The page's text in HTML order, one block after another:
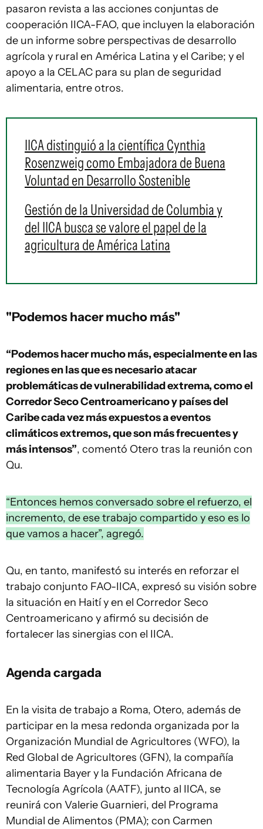
pasaron revista a las acciones conjuntas de
cooperación IICA-FAO, que incluyen la elaboración
de un informe sobre perspectivas de desarrollo
agrícola y rural en América Latina y el Caribe; y el
apoyo a la CELAC para su plan de seguridad
alimentaria, entre otros.
IICA distinguió a la científica Cynthia
Rosenzweig como Embajadora de Buena
Voluntad en Desarrollo Sostenible
Gestión de la Universidad de Columbia y
del IICA busca se valore el papel de la
agricultura de América Latina
"Podemos hacer mucho más"
“Podemos hacer mucho más, especialmente en las
regiones en las que es necesario atacar
problemáticas de vulnerabilidad extrema, como el
Corredor Seco Centroamericano y países del
Caribe cada vez más expuestos a eventos
climáticos extremos, que son más frecuentes y
más intensos”, comentó Otero tras la reunión con
Qu.
“Entonces hemos conversado sobre el refuerzo, el
incremento, de ese trabajo compartido y eso es lo
que vamos a hacer”, agregó.
Qu, en tanto, manifestó su interés en reforzar el
trabajo conjunto FAO-IICA, expresó su visión sobre
la situación en Haití y en el Corredor Seco
Centroamericano y afirmó su decisión de
fortalecer las sinergias con el IICA.
Agenda cargada
En la visita de trabajo a Roma, Otero, además de
participar en la mesa redonda organizada por la
Organización Mundial de Agricultores (WFO), la
Red Global de Agricultores (GFN), la compañía
alimentaria Bayer y la Fundación Africana de
Tecnología Agrícola (AATF), junto al IICA, se
reunirá con Valerie Guarnieri, del Programa
Mundial de Alimentos (PMA); con Carmen